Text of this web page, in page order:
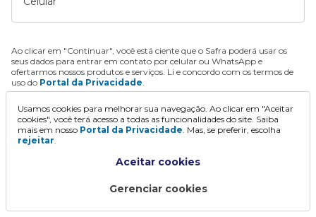
Ao clicar em "Continuar", você está ciente que o Safra poderá usar os
seus dados para entrar em contato por celular ou WhatsApp e
ofertarmos nossos produtos e serviços. Li e concordo com os termos de
uso do Portal da Privacidade.
Continuar
Usamos cookies para melhorar sua navegação. Ao clicar em "Aceitar
cookies", você terá acesso a todas as funcionalidades do site. Saiba
mais em nosso Portal da Privacidade. Mas, se preferir, escolha
rejeitar.
Aceitar cookies
Gerenciar cookies